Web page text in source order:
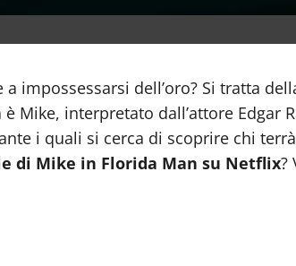
impossessarsi dell’oro? Si tratta
Mike, interpretato dall’attore Edgar
i quali si cerca di scoprire chi terrà
di Mike in Florida Man su Netflix?